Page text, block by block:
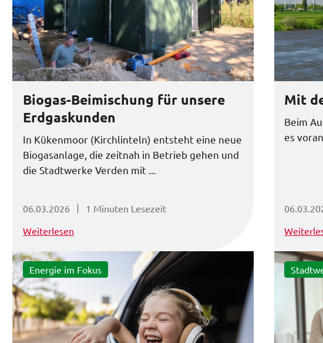
Biogas-Beimischung für unsere
Erdgaskunden
In Kükenmoor (Kirchlinteln) entsteht eine neue
Biogasanlage, die zeitnah in Betrieb gehen und
die Stadtwerke Verden mit ...
06.03.2026
1 Minuten Lesezeit
Weiterlesen
Mit
Beim
es voran.
Energie im Fokus